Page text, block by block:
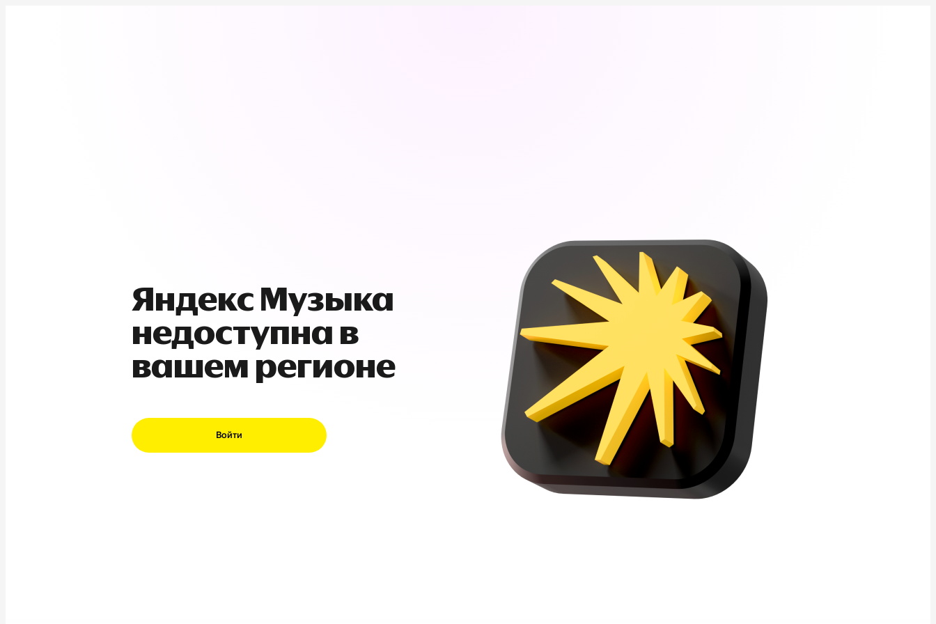
Яндекс Музыка
недоступна в
вашем регионе
Войти